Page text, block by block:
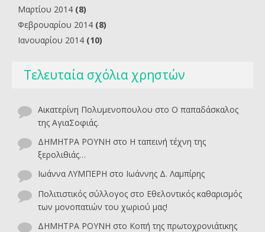
Μαρτίου 2014 (8)
Φεβρουαρίου 2014 (8)
Ιανουαρίου 2014 (10)
Τελευταία σχόλια χρηστών
Αικατερίνη Πολυμενοπουλου στο O παπαδάσκαλος
της ΑγιαΣοφιάς.
ΔΗΜΗΤΡΑ ΡΟΥΝΗ στο Η ταπεινή τέχνη της
ξερολιθιάς…
Ιωάννα ΛΥΜΠΕΡΗ στο Ιωάννης Δ. Λαμπίρης
Πολιτιστικός σύλλογος στο Εθελοντικός καθαρισμός
των μονοπατιών του χωριού μας!
ΔΗΜΗΤΡΑ ΡΟΥΝΗ στο Κοπή της πρωτοχρονιάτικης